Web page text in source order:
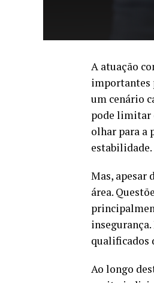
A atuação
importantes
um cenário
pode limitar
olhar para a
estabilidade.
Mas, apesar
área.
qualificados
Ao longo